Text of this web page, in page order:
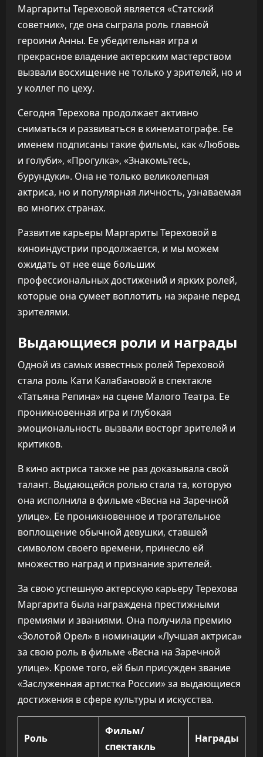
Маргариты Тереховой является «Статский
советник», где она сыграла роль главной
героини Анны. Ее убедительная игра и
прекрасное владение актерским мастерством
вызвали восхищение не только у зрителей, но и
у коллег по цеху.
Сегодня Терехова продолжает активно
сниматься и развиваться в кинематографе. Ее
именем подписаны такие фильмы, как «Любовь
и голуби», «Прогулка», «Знакомьтесь,
бурундуки». Она не только великолепная
актриса, но и популярная личность, узнаваемая
во многих странах.
Развитие карьеры Маргариты Тереховой в
киноиндустрии продолжается, и мы можем
ожидать от нее еще больших
профессиональных достижений и ярких ролей,
которые она сумеет воплотить на экране перед
зрителями.
Выдающиеся роли и награды
Одной из самых известных ролей Тереховой
стала роль Кати Калабановой в спектакле
«Татьяна Репина» на сцене Малого Театра. Ее
проникновенная игра и глубокая
эмоциональность вызвали восторг зрителей и
критиков.
В кино актриса также не раз доказывала свой
талант. Выдающейся ролью стала та, которую
она исполнила в фильме «Весна на Заречной
улице». Ее проникновенное и трогательное
воплощение обычной девушки, ставшей
символом своего времени, принесло ей
множество наград и признание зрителей.
За свою успешную актерскую карьеру Терехова
Маргарита была награждена престижными
премиями и званиями. Она получила премию
«Золотой Орел» в номинации «Лучшая актриса»
за свою роль в фильме «Весна на Заречной
улице». Кроме того, ей был присужден звание
«Заслуженная артистка России» за выдающиеся
достижения в сфере культуры и искусства.
Роль
Фильм/
спектакль
Награды